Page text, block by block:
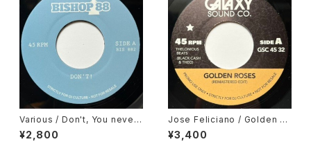
Various / Don't, You never
Come Closer
¥2,800
Jose Feliciano / Golden La
dy, Gene Harris / Losalamit
oslatinfunklovesong
¥3,400